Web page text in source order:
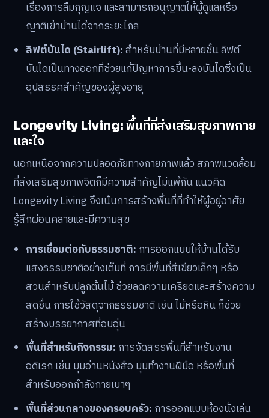
เรื่องการลืมกุญแจ และสามารถอนุญาตให้ผู้ดูแลหรือ
ญาติเข้าบ้านได้จากระยะไกล
ลิฟต์บันได (Stairlift):สำหรับบ้านที่มีหลายชั้น ลิฟต์
บันไดเป็นทางออกที่ช่วยแก้ปัญหาการขึ้น-ลงบันไดซึ่งเป็น
อุปสรรคสำคัญของผู้สูงอายุ
Longevity Living: พื้นที่ที่ส่งเสริมสุขภาพกาย
และใจ
นอกเหนือจากความปลอดภัยทางกายภาพแล้ว สภาพแวดล้อม
ที่ส่งเสริมสุขภาพจิตก็มีความสำคัญไม่แพ้กัน แนวคิด
Longevity Living จึงเน้นการสร้างพื้นที่ที่ทำให้ผู้อยู่อาศัย
รู้สึกผ่อนคลายและมีความสุข
การเชื่อมต่อกับธรรมชาติ: การออกแบบให้บ้านได้รับ
แสงธรรมชาติอย่างเต็มที่ การมีพื้นที่สีเขียวเล็กๆ หรือ
สวนสำหรับปลูกต้นไม้ ช่วยลดความเครียดและสร้างความ
สดชื่น การใช้วัสดุจากธรรมชาติ เช่น ไม้หรือหิน ก็ช่วย
สร้างบรรยากาศที่อบอุ่น
พื้นที่สำหรับกิจกรรม: การจัดสรรพื้นที่สำหรับงาน
อดิเรก เช่น มุมอ่านหนังสือ มุมทำงานฝีมือ หรือพื้นที่
สำหรับออกกำลังกายเบาๆ
พื้นที่ส่วนกลางของครอบครัว: การออกแบบห้องนั่งเล่น